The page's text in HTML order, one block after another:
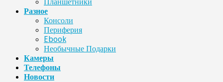
Разное
Консоли
Периферия
Ebook
Необычные Подарки
Камеры
Телефоны
Новости